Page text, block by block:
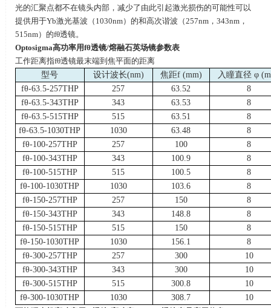
光的汇聚点都不在镜头内部，减少了由此引起激光损伤的可能性可以
提供用于Yb激光基波（ 1030nm）的和高次谐波（257nm， 343nm，
515nm）的fθ透镜。
Optosigma高功率用fθ透镜/熔融石英场镜参数表
工作距离指fθ透镜最末端到焦平面的距离
型号
设计波长(nm) 焦距f (mm) 入瞳直径φ
fθ-63.5-257THP
257 63.52
8
fθ-63.5-343THP
343 63.53
8
fθ-63.5-515THP
515 63.51
8
fθ-63.5-1030THP
1030 63.48
8
fθ-100-257THP
257 100
8
fθ-100-343THP
343 100.9
8
fθ-100-515THP
515 100.5
8
fθ-100-1030THP
1030 103.6
8
fθ-150-257THP
257 150
8
fθ-150-343THP
343 148.8
8
fθ-150-515THP
515 150
8
fθ-150-1030THP
1030 156.1
8
fθ-300-257THP
257 300
10
fθ-300-343THP
343 300
10
fθ-300-515THP
515 300.8
10
fθ-300-1030THP
1030 308.7
10